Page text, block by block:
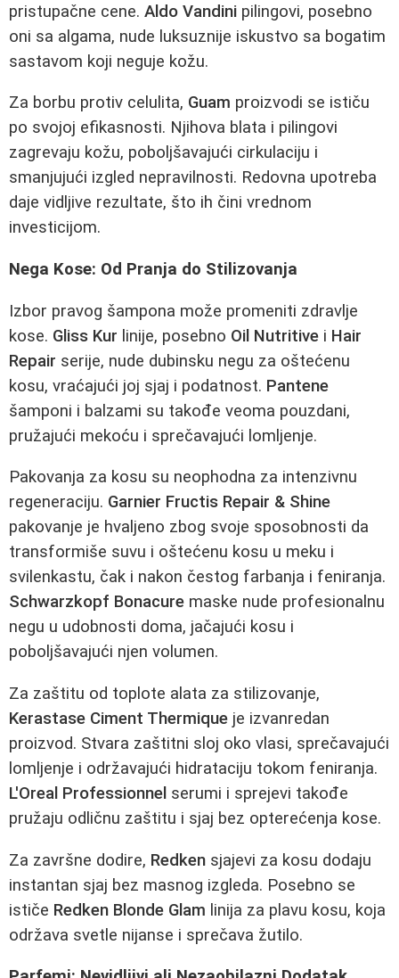
pristupačne cene. Aldo Vandini pilingovi, posebno
oni sa algama, nude luksuznije iskustvo sa bogatim
sastavom koji neguje kožu.
Za borbu protiv celulita, Guam proizvodi se ističu
po svojoj efikasnosti. Njihova blata i pilingovi
zagrevaju kožu, poboljšavajući cirkulaciju i
smanjujući izgled nepravilnosti. Redovna upotreba
daje vidljive rezultate, što ih čini vrednom
investicijom.
Nega Kose: Od Pranja do Stilizovanja
Izbor pravog šampona može promeniti zdravlje
kose. Gliss Kur linije, posebno Oil Nutritive i Hair
Repair serije, nude dubinsku negu za oštećenu
kosu, vraćajući joj sjaj i podatnost. Pantene
šamponi i balzami su takođe veoma pouzdani,
pružajući mekoću i sprečavajući lomljenje.
Pakovanja za kosu su neophodna za intenzivnu
regeneraciju. Garnier Fructis Repair & Shine
pakovanje je hvaljeno zbog svoje sposobnosti da
transformiše suvu i oštećenu kosu u meku i
svilenkastu, čak i nakon čestog farbanja i feniranja.
Schwarzkopf Bonacure maske nude profesionalnu
negu u udobnosti doma, jačajući kosu i
poboljšavajući njen volumen.
Za zaštitu od toplote alata za stilizovanje,
Kerastase Ciment Thermique je izvanredan
proizvod. Stvara zaštitni sloj oko vlasi, sprečavajući
lomljenje i održavajući hidrataciju tokom feniranja.
L'Oreal Professionnel serumi i sprejevi takođe
pružaju odličnu zaštitu i sjaj bez opterećenja kose.
Za završne dodire, Redken sjajevi za kosu dodaju
instantan sjaj bez masnog izgleda. Posebno se
ističe Redken Blonde Glam linija za plavu kosu, koja
održava svetle nijanse i sprečava žutilo.